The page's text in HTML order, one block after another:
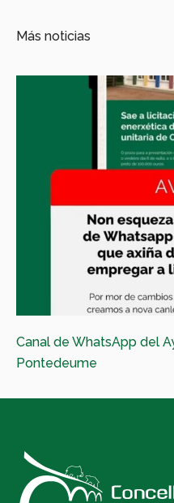
Más noticias
Canal de WhatsApp del
Pontedeume